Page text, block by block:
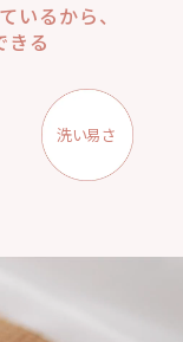
いるから、
きる
洗い易さ